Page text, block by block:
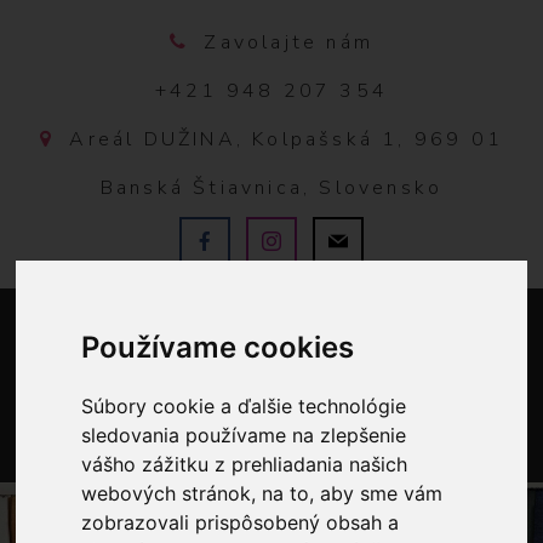
Používame cookies
Súbory cookie a ďalšie technológie
sledovania používame na zlepšenie
vášho zážitku z prehliadania našich
webových stránok, na to, aby sme vám
zobrazovali prispôsobený obsah a
Zavolajte nám
+421 948 207 354
Areál DUŽINA, Kolpašská 1, 969 01
Banská Štiavnica, Slovensko
0